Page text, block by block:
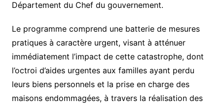
Département du Chef du gouvernement.
Le programme comprend une batterie de mesures
pratiques à caractère urgent, visant à atténuer
immédiatement l’impact de cette catastrophe, dont
l’octroi d’aides urgentes aux familles ayant perdu
leurs biens personnels et la prise en charge des
maisons endommagées, à travers la réalisation des